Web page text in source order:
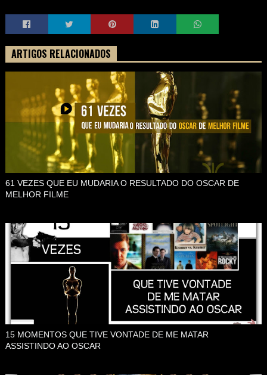
ARTIGOS RELACIONADOS
61 VEZES QUE EU MUDARIA O RESULTADO DO OSCAR DE
MELHOR FILME
15 MOMENTOS QUE TIVE VONTADE DE ME MATAR
ASSISTINDO AO OSCAR